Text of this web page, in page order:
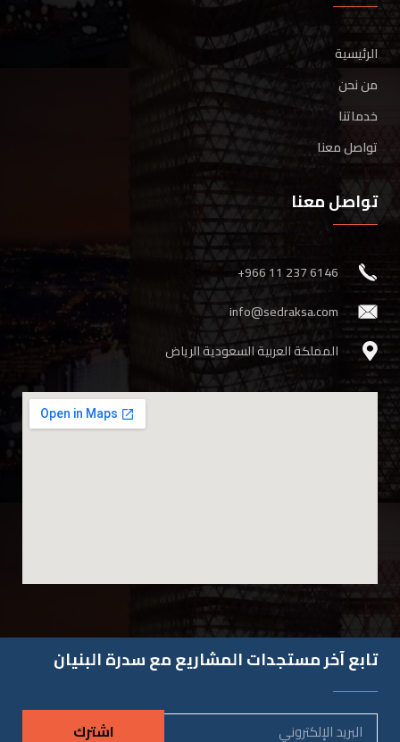
الرئيسية
من نحن
خدماتنا
تواصل معنا
تواصل معنا
‎+966 11 237 6146
info@sedraksa.com
المملكة العربية السعودية الرياض
تابع آخر مستجدات المشاريع مع سدرة البنيان
اشترك